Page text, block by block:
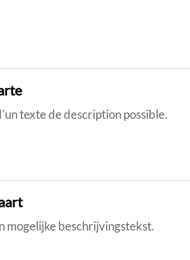
texte de description possible.
mogelijke beschrijvingstekst.